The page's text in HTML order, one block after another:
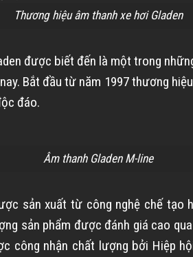
Thương hiệu âm thanh xe hơi Gladen
được biết đến là một trong
Bắt đầu từ năm 1997 thương
đáo.
Âm thanh Gladen M-line
sản xuất từ công nghệ chế tạo
sản phẩm được đánh giá cao
công nhận chất lượng bởi Hiệp